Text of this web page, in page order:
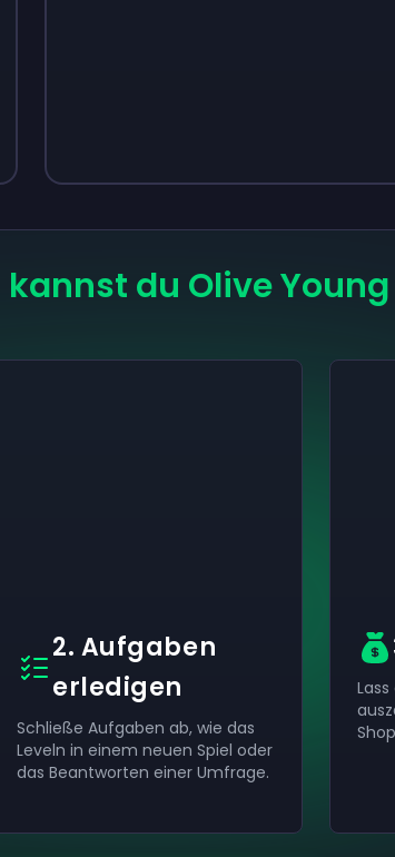
kannst du Olive
2. Aufgaben
erledigen
Schließe Aufgaben ab, wie das
Leveln in einem neuen Spiel oder
das Beantworten einer Umfrage.